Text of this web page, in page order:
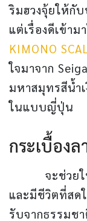
ริมฮวงจุ้ยให้กั
แต่เรื่องดีเข้าม
KIMONO
ใจมาจาก
มหาสมุทรสีน้ำ
ในแบบญี่ปุ่น
กระเบื้อง
จะช่วยให้ค
และมีชีวิตที่สด
รับจากธรรมช